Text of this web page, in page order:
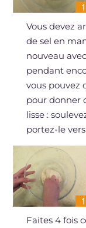
Vous devez
de sel en
nouveau
pendant
vous pouvez
pour donner
lisse :
portez-le
Faites 4 fois